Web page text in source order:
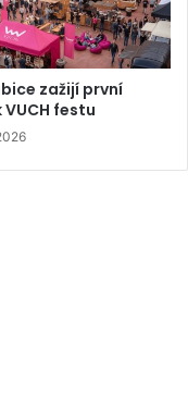
zažijí první
VUCH festu